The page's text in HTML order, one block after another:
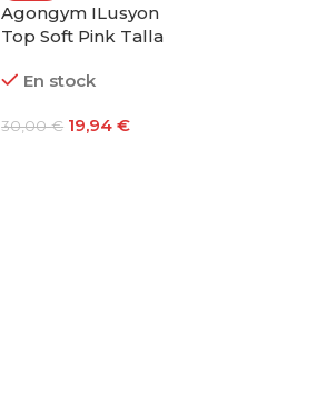
Agongym ILusyon
Top Soft Pink Talla
En stock
30,00€ 19,94€